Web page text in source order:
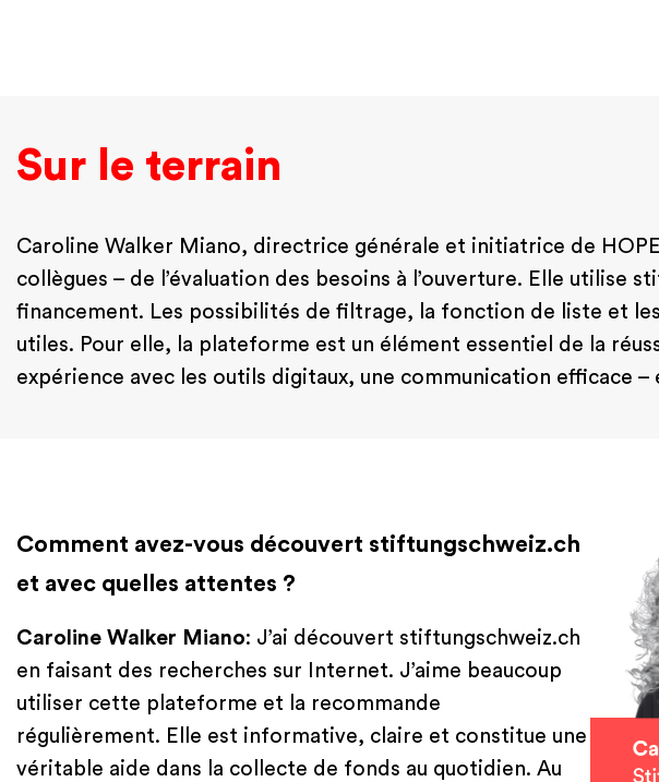
Sur le terrain
Caroline Walker Miano, directrice générale et initiatrice de
collègues – de l’évaluation des besoins à l’ouverture. Elle
financement. Les possibilités de filtrage, la fonction de liste et
utiles. Pour elle, la plateforme est un élément essentiel de la
expérience avec les outils digitaux, une communication efficace
Comment avez-vous découvert stiftungschweiz.ch
et avec quelles attentes ?
Caroline Walker Miano: J’ai découvert stiftungschweiz.ch
en faisant des recherches sur Internet. J’aime beaucoup
utiliser cette plateforme et la recommande
régulièrement. Elle est informative, claire et constitue une
véritable aide dans la collecte de fonds au quotidien. Au